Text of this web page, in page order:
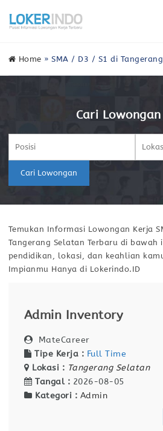
Home »SMA / D3 / S1 di
Cari
Cari Lowongan
Temukan Informasi Lowongan Kerja
Tangerang Selatan Terbaru di bawah
pendidikan, lokasi, dan keahlian
Impianmu Hanya di Lokerindo.ID
Admin Inventory
MateCareer
Tipe Kerja : Full Time
Lokasi : Tangerang Selatan
Tangal : 2026-08-05
Kategori : Admin